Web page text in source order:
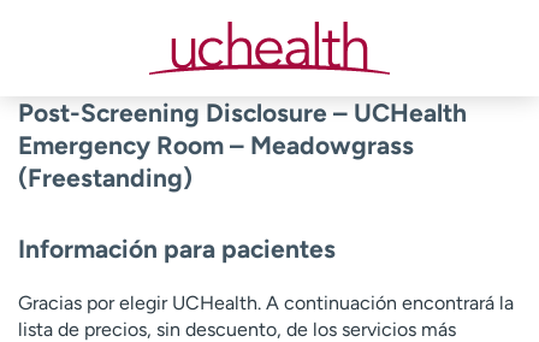
Post-Screening Disclosure – UCHealth
Emergency Room – Meadowgrass
(Freestanding)
Información para pacientes
Gracias por elegir UCHealth. A continuación encontrará la
lista de precios, sin descuento, de los servicios más